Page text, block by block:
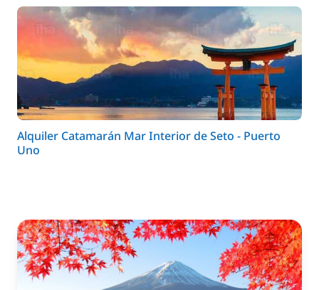
Alquiler Catamarán Mar Interior de Seto - Puerto
Uno